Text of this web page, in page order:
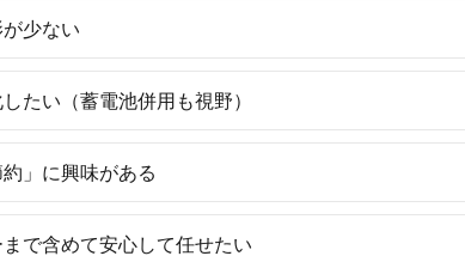
少ない
たい（蓄電池併用も視野）
」に興味がある
で含めて安心して任せたい